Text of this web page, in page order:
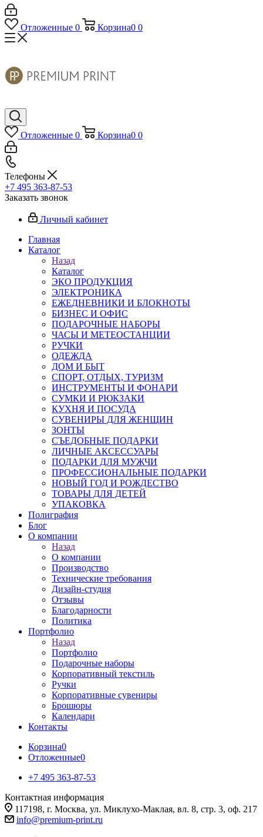
Отложенные 0 Корзина0 0
Отложенные 0 Корзина0 0
Телефоны
+7 495 363-87-53
Заказать звонок
Личный кабинет
Главная
Каталог
Назад
Каталог
ЭКО ПРОДУКЦИЯ
ЭЛЕКТРОНИКА
ЕЖЕДНЕВНИКИ И БЛОКНОТЫ
БИЗНЕС И ОФИС
ПОДАРОЧНЫЕ НАБОРЫ
ЧАСЫ И МЕТЕОСТАНЦИИ
РУЧКИ
ОДЕЖДА
ДОМ И БЫТ
СПОРТ, ОТДЫХ, ТУРИЗМ
ИНСТРУМЕНТЫ И ФОНАРИ
СУМКИ И РЮКЗАКИ
КУХНЯ И ПОСУДА
СУВЕНИРЫ ДЛЯ ЖЕНЩИН
ЗОНТЫ
СЪЕДОБНЫЕ ПОДАРКИ
ЛИЧНЫЕ АКСЕССУАРЫ
ПОДАРКИ ДЛЯ МУЖЧИ
ПРОФЕССИОНАЛЬНЫЕ ПОДАРКИ
НОВЫЙ ГОД И РОЖДЕСТВО
ТОВАРЫ ДЛЯ ДЕТЕЙ
УПАКОВКА
Полиграфия
Блог
О компании
Назад
О компании
Производство
Технические требования
Дизайн-студия
Отзывы
Благодарности
Политика
Портфолио
Назад
Портфолио
Подарочные наборы
Корпоративный текстиль
Ручки
Корпоративные сувениры
Брошюры
Календари
Контакты
Корзина0
Отложенные0
+7 495 363-87-53
Контактная информация
117198, г. Москва, ул. Миклухо-Маклая, вл. 8, стр. 3, оф. 217
info@premium-print.ru